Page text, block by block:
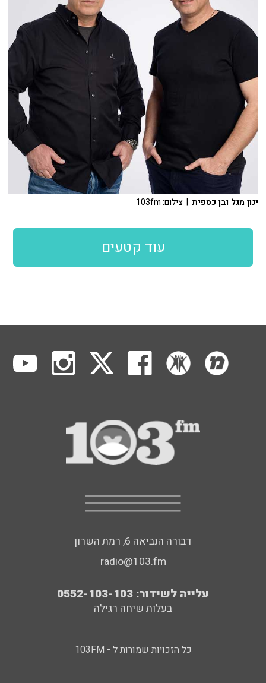
ינון מגל ובן כספית | צילום: 103fm
עוד קטעים
דבורה הנביאה 6, רמת השרון
radio@103.fm
עלייה לשידור: 0552-103-103
בעלות שיחה רגילה
כל הזכויות שמורות ל - 103FM